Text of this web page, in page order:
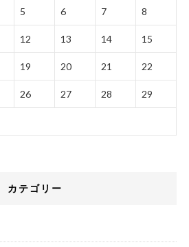
5 6 7 8
12 13 14 15
19 20 21 22
26 27 28 29
カテゴリー